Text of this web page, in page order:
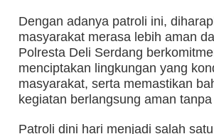
Dengan adanya patroli ini,
masyarakat merasa lebih aman
Polresta Deli Serdang
menciptakan lingkungan yang
masyarakat, serta memastikan
kegiatan berlangsung aman
Patroli dini hari menjadi salah